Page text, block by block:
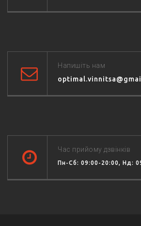
Напишіть нам
Час прийому дзвінків
Пн-Сб: 09:00-20:00, Нд: